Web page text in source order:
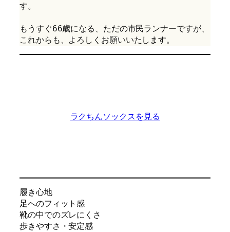
す。
もうすぐ66歳になる、ただの市民ランナーですが、
これからも、よろしくお願いいたします。
ラクちんソックスを見る
履き心地
足へのフィット感
靴の中でのズレにくさ
歩きやすさ・安定感